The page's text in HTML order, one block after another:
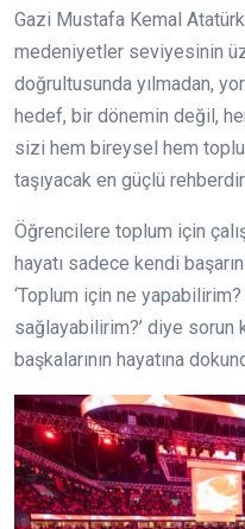
Gazi Mustafa Kemal
medeniyetler seviyesinin
doğrultusunda yılmadan,
hedef, bir dönemin değil,
sizi hem bireysel hem
taşıyacak en güçlü
Öğrencilere toplum için
hayatı sadece kendi
‘Toplum için ne
sağlayabilirim?’ diye sorun
başkalarının hayatına